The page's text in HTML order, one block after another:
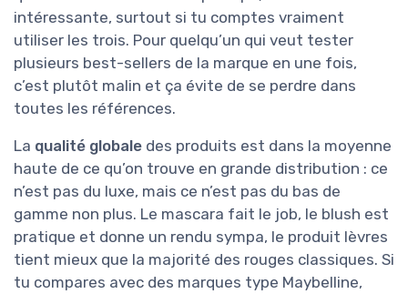
intéressante, surtout si tu comptes vraiment
utiliser les trois. Pour quelqu’un qui veut tester
plusieurs best-sellers de la marque en une fois,
c’est plutôt malin et ça évite de se perdre dans
toutes les références.
La qualité globale des produits est dans la moyenne
haute de ce qu’on trouve en grande distribution : ce
n’est pas du luxe, mais ce n’est pas du bas de
gamme non plus. Le mascara fait le job, le blush est
pratique et donne un rendu sympa, le produit lèvres
tient mieux que la majorité des rouges classiques. Si
tu compares avec des marques type Maybelline,